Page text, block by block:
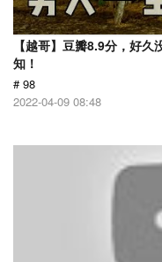
【越哥】豆瓣8.9分，好
知！
# 98
2022-04-09 08:48